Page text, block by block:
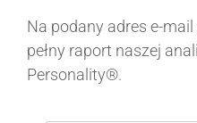
Na podany adres e-
pełny raport naszej
Personality®.